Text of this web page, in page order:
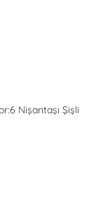
Nişantaşı Şişli